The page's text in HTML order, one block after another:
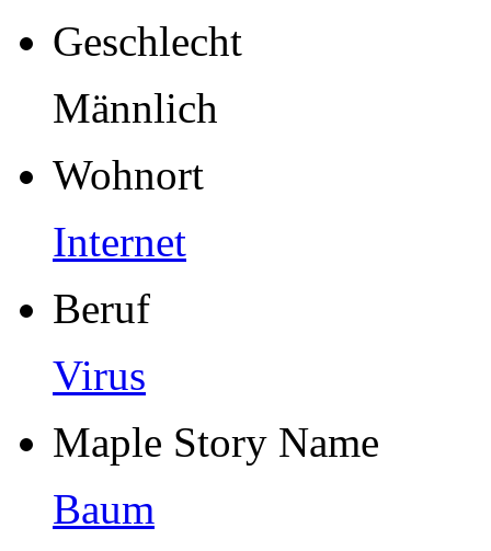
Geschlecht
Männlich
Wohnort
Internet
Beruf
Virus
Maple Story Name
Baum